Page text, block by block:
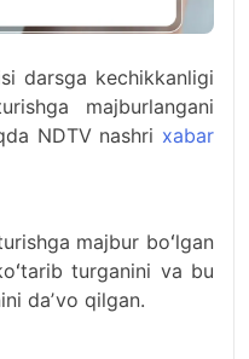
darsga kechikkanligi
majburlangani
NDTV nashri xabar
majbur boʻlgan
turganini va bu
daʼvo qilgan.